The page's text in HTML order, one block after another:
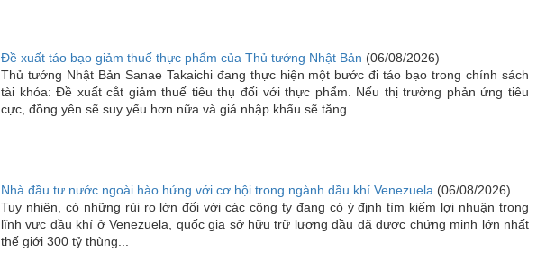
Đề xuất táo bạo giảm thuế thực phẩm của Thủ tướng Nhật Bản (06/08/2026)
Thủ tướng Nhật Bản Sanae Takaichi đang thực hiện một bước đi táo bạo trong chính sách
tài khóa: Đề xuất cắt giảm thuế tiêu thụ đối với thực phẩm. Nếu thị trường phản ứng tiêu
cực, đồng yên sẽ suy yếu hơn nữa và giá nhập khẩu sẽ tăng...
Nhà đầu tư nước ngoài hào hứng với cơ hội trong ngành dầu khí Venezuela (06/08/2026)
Tuy nhiên, có những rủi ro lớn đối với các công ty đang có ý định tìm kiếm lợi nhuận trong
lĩnh vực dầu khí ở Venezuela, quốc gia sở hữu trữ lượng dầu đã được chứng minh lớn nhất
thế giới 300 tỷ thùng...